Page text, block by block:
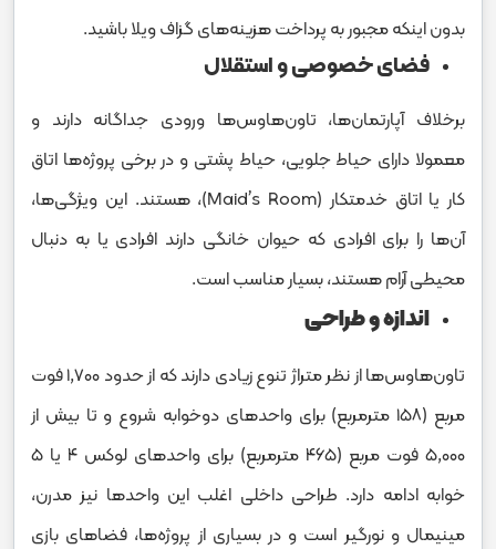
بدون اینکه مجبور به پرداخت هزینه‌های گزاف ویلا باشید.
فضای خصوصی و استقلال
برخلاف آپارتمان‌ها، تاون‌هاوس‌ها ورودی جداگانه دارند و
معمولا دارای حیاط جلویی، حیاط پشتی و در برخی پروژه‌ها اتاق
کار یا اتاق خدمتکار (Maid’s Room)، هستند. این ویژگی‌ها،
آن‌ها را برای افرادی که حیوان خانگی دارند افرادی یا به دنبال
محیطی آرام هستند، بسیار مناسب است.
اندازه و طراحی
تاون‌هاوس‌ها از نظر متراژ تنوع زیادی دارند که از حدود ۱,۷۰۰ فوت
مربع (۱۵۸ مترمربع) برای واحدهای دوخوابه شروع و تا بیش از
۵,۰۰۰ فوت مربع (۴۶۵ مترمربع) برای واحدهای لوکس ۴ یا ۵
خوابه ادامه دارد. طراحی داخلی اغلب این واحدها نیز مدرن،
مینیمال و نورگیر است و در بسیاری از پروژه‌ها، فضاهای بازی